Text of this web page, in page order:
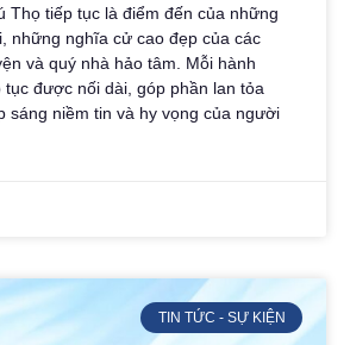
Thọ tiếp tục là điểm đến của những
những nghĩa cử cao đẹp của các
và quý nhà hảo tâm. Mỗi hành
được nối dài, góp phần lan tỏa
sáng niềm tin và hy vọng của người
TIN TỨC - SỰ KIỆN